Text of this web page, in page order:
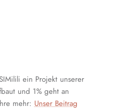
ein Projekt unserer
und 1% geht an
mehr:Unser Beitrag